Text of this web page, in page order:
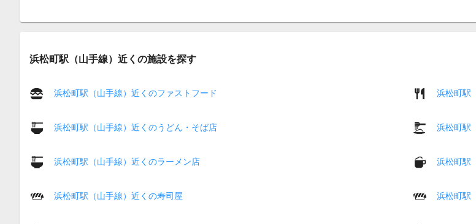
浜松町駅（山手線）近くの施設を探す
浜松町駅（山手線）近くのファストフード 浜松町駅
浜松町駅（山手線）近くのうどん・そば店 浜松町駅
浜松町駅（山手線）近くのラーメン店 浜松町駅
浜松町駅（山手線）近くの寿司屋 浜松町駅